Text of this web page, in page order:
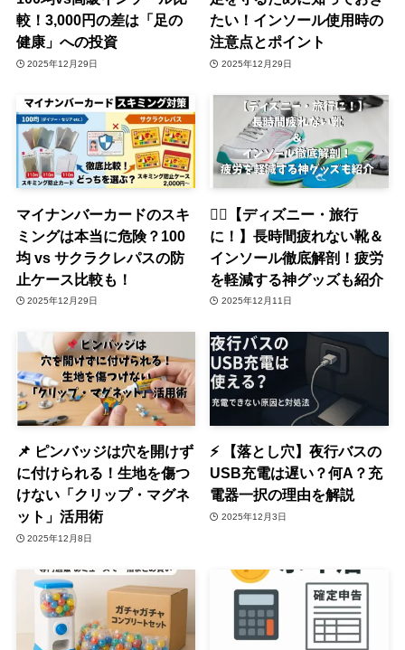
較！3,000円の差は「足の
健康」への投資
2025年12月29日
たい！インソール使用時の
注意点とポイント
2025年12月29日
マイナンバーカードのスキ
ミングは本当に危険？100
均 vs サクラクレパスの防
止ケース比較も！
2025年12月29日
🚶‍♀️【ディズニー・旅行
に！】長時間疲れない靴＆
インソール徹底解剖！疲労
を軽減する神グッズも紹介
2025年12月11日
📌 ピンバッジは穴を開けず
に付けられる！生地を傷つ
けない「クリップ・マグネ
ット」活用術
2025年12月8日
⚡️ 【落とし穴】夜行バスの
USB充電は遅い？何A？充
電器一択の理由を解説
2025年12月3日